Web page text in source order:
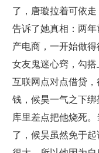
了，唐璇拉着可依
告诉了她真相：两
产电商，一开始做
女友鬼迷心窍，勾
互联网点对点借贷
钱，候昊一气之下
库里差点把他烧死
了，候昊虽然免于